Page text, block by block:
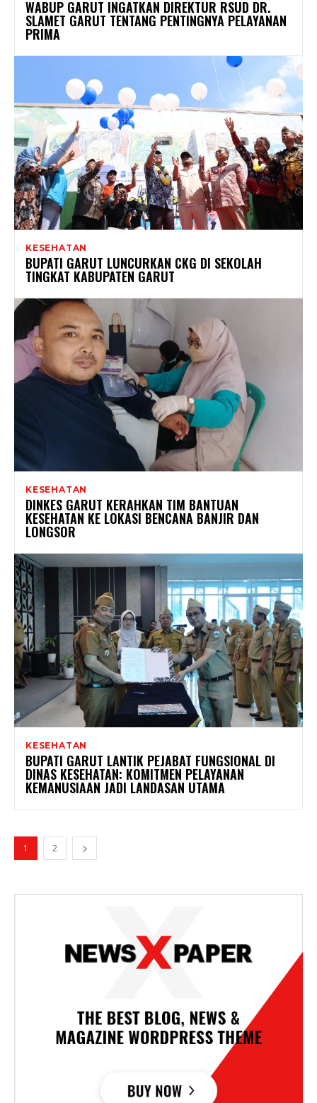
WABUP GARUT INGATKAN DIREKTUR RSUD DR.
SLAMET GARUT TENTANG PENTINGNYA PELAYANAN
PRIMA
KESEHATAN
BUPATI GARUT LUNCURKAN CKG DI SEKOLAH
TINGKAT KABUPATEN GARUT
KESEHATAN
DINKES GARUT KERAHKAN TIM BANTUAN
KESEHATAN KE LOKASI BENCANA BANJIR DAN
LONGSOR
KESEHATAN
BUPATI GARUT LANTIK PEJABAT FUNGSIONAL DI
DINAS KESEHATAN: KOMITMEN PELAYANAN
KEMANUSIAAN JADI LANDASAN UTAMA
1 2